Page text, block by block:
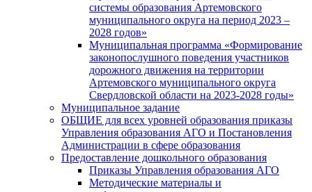
системы образования Артемовского
муниципального округа на период 2023 –
2028 годов»
Муниципальная программа «Формирование
законопослушного поведения участников
дорожного движения на территории
Артемовского муниципального округа
Свердловской области на 2023-2028 годы»
Муниципальное задание
ОБЩИЕ для всех уровней образования приказы
Управления образования АГО и Постановления
Администрации в сфере образования
Предоставление дошкольного образования
Приказы Управления образования АГО
Методические материалы и